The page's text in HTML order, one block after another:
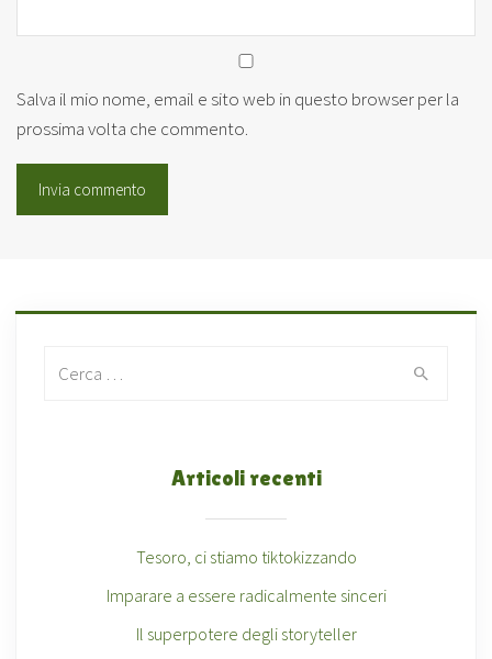
Salva il mio nome, email e sito web in questo browser per la
prossima volta che commento.
Articoli recenti
Tesoro, ci stiamo tiktokizzando
Imparare a essere radicalmente sinceri
Il superpotere degli storyteller